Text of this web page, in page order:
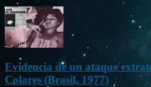
Evidencia de un ataque
Colares (Brasil, 1977)